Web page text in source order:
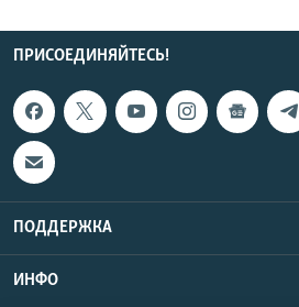
ПРИСОЕДИНЯЙТЕСЬ!
ПОДДЕРЖКА
ИНФО